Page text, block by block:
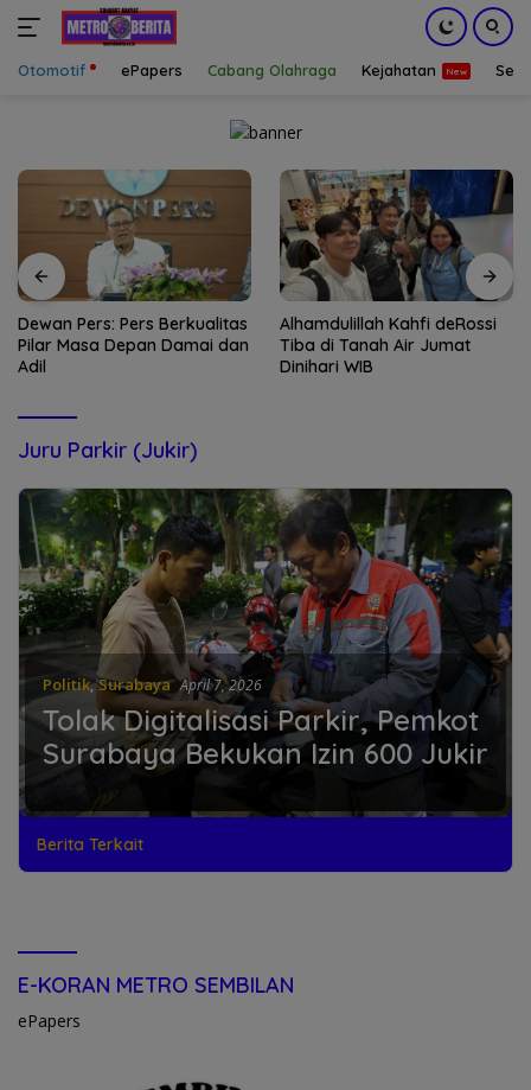
Otomotif ePapers Cabang Olahraga Kejahatan
Dewan Pers: Pers Berkualitas
Pilar Masa Depan Damai dan
Adil
Alhamdulillah Kahfi deRossi
Tiba di Tanah Air Jumat
Dinihari WIB
Juru Parkir (Jukir)
Politik,Surabaya April 7, 2026
Tolak Digitalisasi Parkir, Pemkot
Surabaya Bekukan Izin 600 Jukir
Berita Terkait
E-KORAN METRO SEMBILAN
ePapers